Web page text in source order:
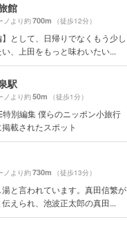
館
ノより約700m （徒歩12分）
】として、日帰りでなくもう少し
、上田をもっと味わいたい...
駅
ノより約50m （徒歩1分）
特別編集 僕らのニッポン小旅行
載されたスポット
ノより約730m （徒歩13分）
と言われています。真田信繁が
伝えられ、池波正太郎の真田...